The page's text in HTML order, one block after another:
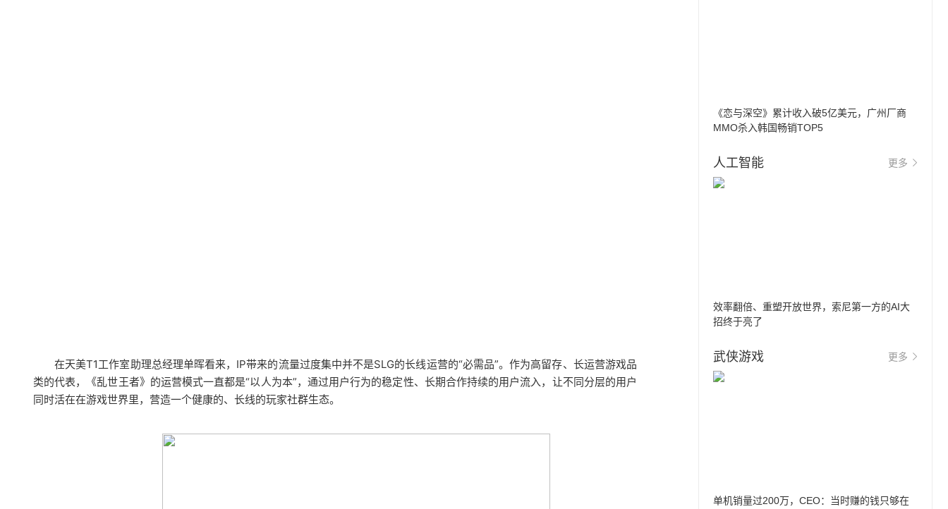
在天美T1工作室助理总经理单晖看来，IP带来的流量过度集中并不是SLG的长线运营的“必需品”。作为高留存、长运营游戏品
类的代表，《乱世王者》的运营模式一直都是“以人为本”，通过用户行为的稳定性、长期合作持续的用户流入，让不同分层的用户
同时活在在游戏世界里，营造一个健康的、长线的玩家社群生态。
《恋与深空》累计收入破5亿美元，广州厂商
MMO杀入韩国畅销TOP5
人工智能 更多
效率翻倍、重塑开放世界，索尼第一方的AI大
招终于亮了
武侠游戏 更多
单机销量过200万，CEO：当时赚的钱只够在